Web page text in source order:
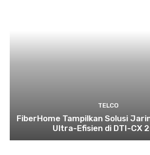
TELCO
FiberHome Tampilkan Solusi
Ultra-Efisien di DTI-CX